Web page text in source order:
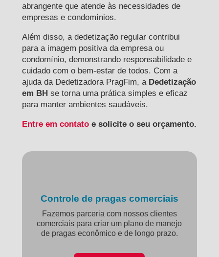
abrangente que atende às necessidades de
empresas e condomínios.
Além disso, a dedetização regular contribui
para a imagem positiva da empresa ou
condomínio, demonstrando responsabilidade e
cuidado com o bem-estar de todos. Com a
ajuda da Dedetizadora PragFim, a Dedetização
em BH se torna uma prática simples e eficaz
para manter ambientes saudáveis.
Entre em contatoe solicite o seu orçamento.
Controle de pragas comerciais
Fazemos parceria com nossos clientes
comerciais para criar um plano de manejo
de pragas econômico e de longo prazo.